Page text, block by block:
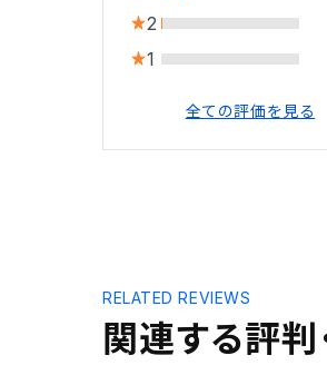
2
1
全ての評価を見る
関連する評判
RELATED REVIEWS